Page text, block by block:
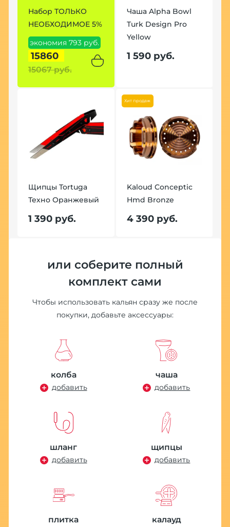
Набор ТОЛЬКО
НЕОБХОДИМОЕ 5%
экономия 793 руб.
15860
15067 руб.
Чаша Alpha Bowl
Turk Design Pro
Yellow
1 590 руб.
Щипцы Tortuga
Техно Оранжевый
1 390 руб.
Хит продаж
Kaloud Conceptic
Hmd Bronze
4 390 руб.
или соберите полный
комплект сами
Чтобы использовать кальян сразу же после
покупки, добавьте аксессуары:
колба
добавить
чаша
добавить
шланг
добавить
щипцы
добавить
плитка калауд